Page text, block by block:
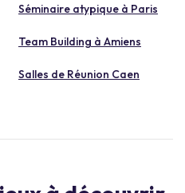
Séminaire atypique à Paris
Team Building à Amiens
Salles de Réunion Caen